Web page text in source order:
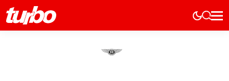
Elétricos